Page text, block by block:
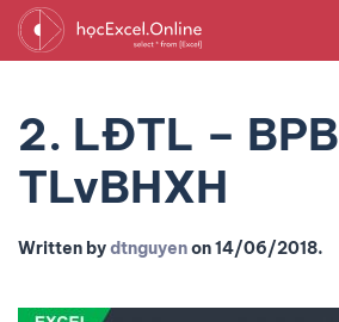
2. LĐTL – BPB
TLvBHXH
Written bydtnguyenon14/06/2018.